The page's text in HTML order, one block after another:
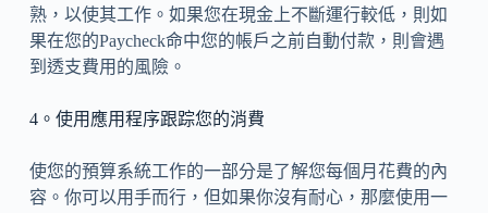
熟，以使其工作。如果您在現金上不斷運行較低，則如
果在您的Paycheck命中您的帳戶之前自動付款，則會遇
到透支費用的風險。
4。使用應用程序跟踪您的消費
使您的預算系統工作的一部分是了解您每個月花費的內
容。你可以用手而行，但如果你沒有耐心，那麼使用一